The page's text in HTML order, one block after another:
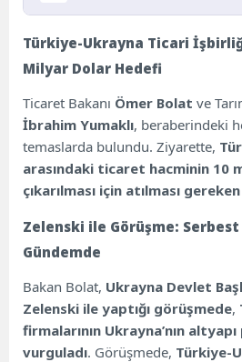
Türkiye-Ukrayna Ticari
Milyar Dolar Hedefi
Anlaşması Gündemde
Türk Firmaları Ukrayna’nın
Rol Alacak
Türkiye’nin Ukrayna’ya
Dolara Ulaştı
Türkiye-Ukrayna Ticari
Milyar Dolar Hedefi
Ticaret Bakanı Ömer Bolat ve
İbrahim Yumaklı, beraberindeki
temaslarda bulundu. Ziyarette,
arasındaki ticaret hacminin 10
çıkarılması için atılması
Zelenski ile Görüşme:
Gündemde
Bakan Bolat, Ukrayna Devlet
Zelenski ile yaptığı görüşmede,
firmalarının Ukrayna’nın
vurguladı. Görüşmede, Türkiye-